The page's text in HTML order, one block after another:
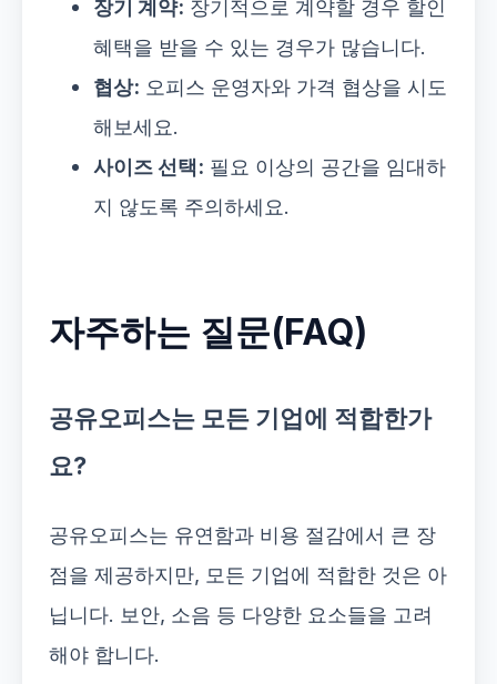
장기 계약: 장기적으로 계약할 경우 할인
혜택을 받을 수 있는 경우가 많습니다.
협상: 오피스 운영자와 가격 협상을 시도
해보세요.
사이즈 선택: 필요 이상의 공간을 임대하
지 않도록 주의하세요.
자주하는 질문(FAQ)
공유오피스는 모든 기업에 적합한가
요?
공유오피스는 유연함과 비용 절감에서 큰 장
점을 제공하지만, 모든 기업에 적합한 것은 아
닙니다. 보안, 소음 등 다양한 요소들을 고려
해야 합니다.